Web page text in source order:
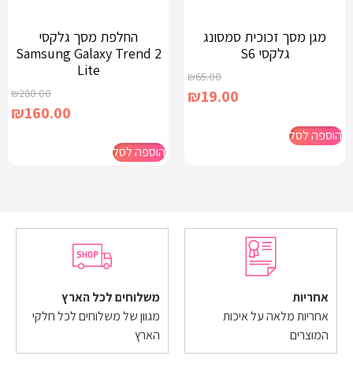
מגן מסך זכוכית סמסונג
גלקסי S6
₪65.00
₪19.00
הוספה לסל
החלפת מסך גלקסי
Samsung Galaxy Trend 2
Lite
₪280.00
₪160.00
הוספה לסל
אחריות
אחריות מלאה על איכות
המוצרים
משלוחים לכל הארץ
מגוון של משלוחים לכל חלקי
הארץ